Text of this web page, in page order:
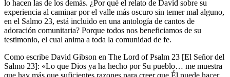
lo hacen las de los demás. ¿Por qué el relato de David sobre su
experiencia al caminar por el valle más oscuro sin temer mal alguno,
en el Salmo 23, está incluido en una antología de cantos de
adoración comunitaria? Porque todos nos beneficiamos de su
testimonio, el cual anima a toda la comunidad de fe.
Como escribe David Gibson en The Lord of Psalm 23 [El Señor del
Salmo 23]: «Lo que Dios ya ha hecho por Su pueblo… me muestra
que hay más que suficientes razones para creer que Él puede hacer